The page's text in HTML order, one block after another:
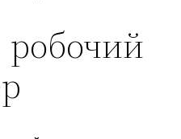
робочий